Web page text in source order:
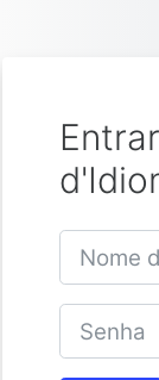
Nome de
Senha